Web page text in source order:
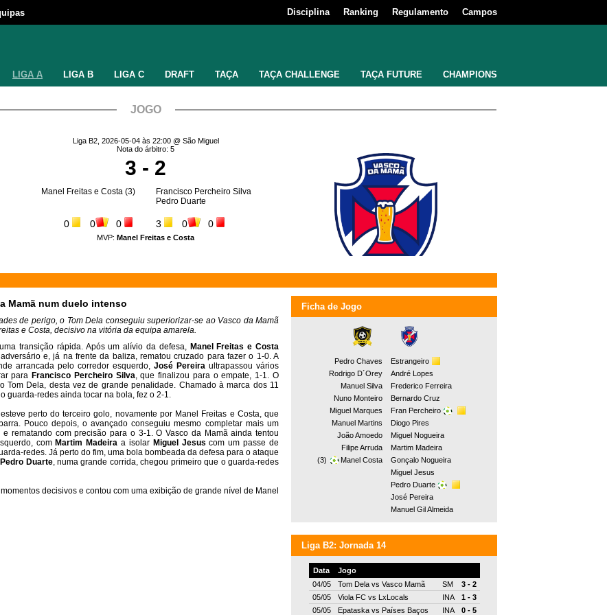
Disciplina Ranking Regulamento Campos
LIGA A LIGA B LIGA C DRAFT TAÇA TAÇA CHALLENGE TAÇA FUTURE CHAMPIONS
JOGO
Liga B2, 2026-05-04 às 22:00 @ São Miguel
Nota do árbitro: 5
3 - 2
Manel Freitas e Costa (3)
Francisco Percheiro Silva
Pedro Duarte
0 0 0 3 0 0
MVP: Manel Freitas e Costa
Mamã num duelo intenso
de perigo, o Tom Dela conseguiu superiorizar-se ao Vasco da Mamã
e Costa, decisivo na vitória da equipa amarela.
transição rápida. Após um alívio da defesa, Manel Freitas e Costa
e, já na frente da baliza, rematou cruzado para fazer o 1-0. A
arrancada pelo corredor esquerdo, José Pereiraultrapassou vários
para Francisco Percheiro Silva, que finalizou para o empate, 1-1. O
Tom Dela, desta vez de grande penalidade. Chamado à marca dos 11
guarda-redes ainda tocar na bola, fez o 2-1.
perto do terceiro golo, novamente por Manel Freitas e Costa, que
Pouco depois, o avançado conseguiu mesmo completar mais um
rematando com precisão para o 3-1. O Vasco da Mamã ainda tentou
com Martim Madeira a isolar Miguel Jesus com um passe de
redes. Já perto do fim, uma bola bombeada da defesa para o ataque
Pedro Duarte, numa grande corrida, chegou primeiro que o guarda-redes
decisivos e contou com uma exibição de grande nível de Manel
Ficha de Jogo
Pedro Chaves
Estrangeiro
Rodrigo D´Orey
André Lopes
Manuel Silva
Frederico Ferreira
Nuno Monteiro
Bernardo Cruz
Miguel Marques
Fran Percheiro
Manuel Martins
Diogo Pires
João Amoedo
Miguel Nogueira
Filipe Arruda
Martim Madeira
(3)
Manel Costa
Gonçalo Nogueira
Miguel Jesus
Pedro Duarte
José Pereira
Manuel Gil Almeida
Liga B2: Jornada 14
Data
Jogo
04/05
Tom Delavs Vasco Mamã SM
3 - 2
05/05
Viola FCvs LxLocals INA
1 - 3
05/05
Epataskavs Países Baços INA 0 - 5